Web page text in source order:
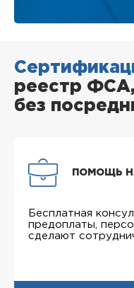
реестр ФСА,
без
ПОМОЩЬ
Бесплатная
предоплаты,
сделают